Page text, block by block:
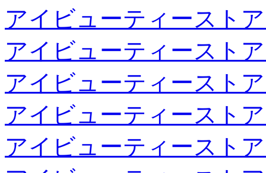
アイビューティースト
アイビューティースト
アイビューティースト
アイビューティースト
アイビューティースト